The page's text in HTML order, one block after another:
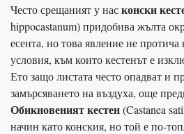
Често срещаният у насконски
hippocastanum) придобива жълта
есента, но това явление не
условия, към които кестенът е
Ето защо листата често опадват и
замърсяването на въздуха, още
Обикновеният кестен(Castanea
начин като конския, но той е по-